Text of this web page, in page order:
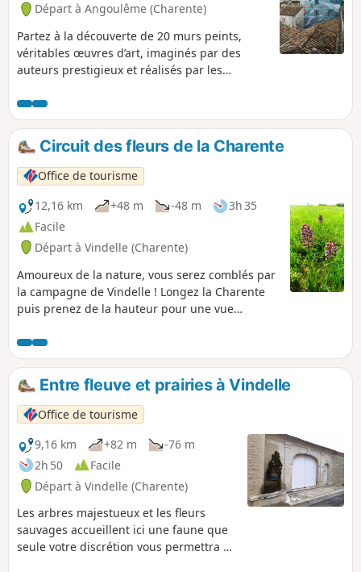
Départ à Angoulême (Charente)
Partez à la découverte de 20 murs peints,
véritables œuvres d’art, imaginés par des
auteurs prestigieux et réalisés par les
promontoire rocheux dominant les vallées de
la Charente et de l’Anguienne, Angoulême
offre au promeneur des points de vues
remarquables.
Circuit des fleurs de la Charente
Office de tourisme
12,16 km
+48 m -48 m
3h 35
Facile
Départ à Vindelle (Charente)
Amoureux de la nature, vous serez comblés par
la campagne de Vindelle ! Longez la Charente
puis prenez de la hauteur pour une vue
absolument hors période hivernale!
Entre fleuve et prairies à Vindelle
Office de tourisme
9,16 km
+82 m
-76 m
2h 50
Facile
Départ à Vindelle (Charente)
Les arbres majestueux et les fleurs
sauvages accueillent ici une faune que
seule votre discrétion vous permettra de